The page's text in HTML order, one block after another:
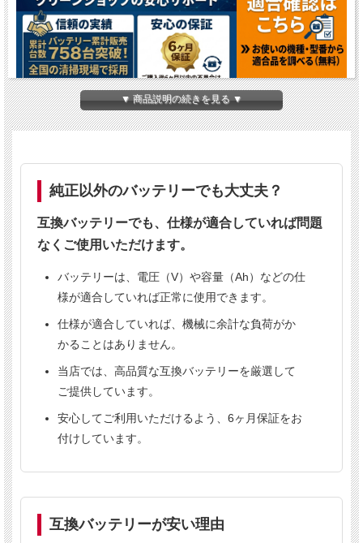
ー
高品質互換バッテリー（純正同等性能）
純正より20〜50％安く、6ヶ月保証付き
純正同等性能 6ヶ月保証
こんな方におすすめ
✔ ビルメンテナンス会社様
✔
倉庫の清掃担当者様
✔ バッテリーの価格が高くてお困りの方
▼ 商品説明の続きを見る ▼
純正以外のバッテリーでも大丈夫？
互換バッテリーでも、仕様が適合していれば問題
なくご使用いただけます。
バッテリーは、電圧（V）や容量（Ah）などの仕
様が適合していれば正常に使用できます。
仕様が適合していれば、機械に余計な負荷がか
かることはありません。
当店では、高品質な互換バッテリーを厳選して
ご提供しています。
安心してご利用いただけるよう、6ヶ月保証をお
付けしています。
互換バッテリーが安い理由